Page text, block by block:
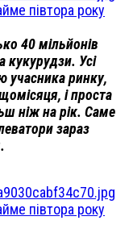
півтора року
40 мільйонів
кукурудзи. Усі
учасника ринку,
і проста
ніж на рік. Саме
зараз
півтора року